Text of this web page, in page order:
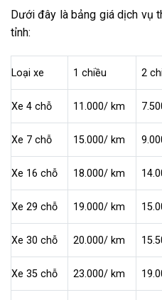
Dưới đây là bảng giá dịch vụ
tỉnh:
Loại xe 1 chiều 2
Xe 4 chỗ 11.000/ km
Xe 7 chỗ 15.000/ km
Xe 16 chỗ 18.000/ km
Xe 29 chỗ 19.000/ km
Xe 30 chỗ 20.000/ km
Xe 35 chỗ 23.000/ km